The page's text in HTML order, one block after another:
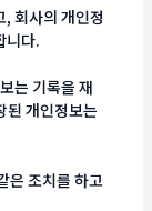
회사의 개인정
니다.
는 기록을 재
된 개인정보는
은 조치를 하고